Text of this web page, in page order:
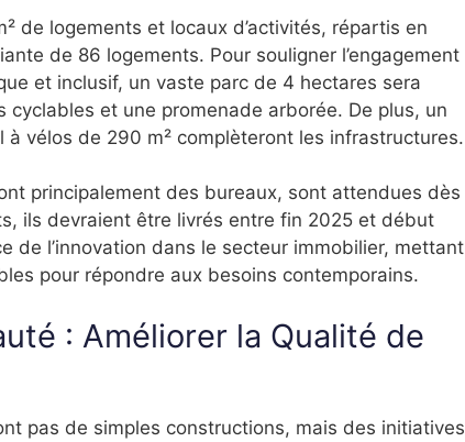
de logements et locaux d’activités, répartis en
de 86 logements. Pour souligner l’engagement
et inclusif, un vaste parc de 4 hectares sera
cyclables et une promenade arborée. De plus, un
à vélos de 290 m² complèteront les infrastructures.
principalement des bureaux, sont attendues dès
ils devraient être livrés entre fin 2025 et début
de l’innovation dans le secteur immobilier, mettant
pour répondre aux besoins contemporains.
: Améliorer la Qualité de
pas de simples constructions, mais des initiatives